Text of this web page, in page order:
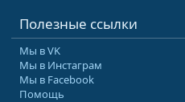
Полезные ссылки
Мы в VK
Мы в Инстаграм
Мы в Facebook
Помощь